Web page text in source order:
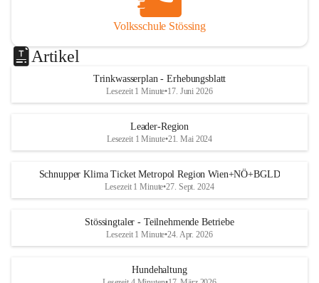
Volksschule Stössing
Artikel
Trinkwasserplan - Erhebungsblatt
Lesezeit 1 Minute•17. Juni 2026
Leader-Region
Lesezeit 1 Minute•21. Mai 2024
Schnupper Klima Ticket Metropol Region Wien+NÖ+BGLD
Lesezeit 1 Minute•27. Sept. 2024
Stössingtaler - Teilnehmende Betriebe
Lesezeit 1 Minute•24. Apr. 2026
Hundehaltung